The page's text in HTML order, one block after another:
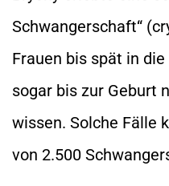
Schwangerschaft“
Frauen bis spät in
sogar bis zur Geburt
wissen. Solche Fälle
von 2.500